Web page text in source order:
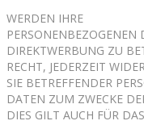
WERDEN IHRE
PERSONENBEZOGENEN
DIREKTWERBUNG ZU
RECHT, JEDERZEIT
SIE BETREFFENDER
DATEN ZUM ZWECKE
DIES GILT AUCH FÜR